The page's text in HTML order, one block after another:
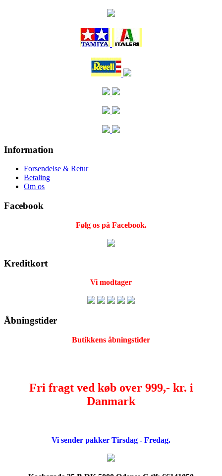
Information
Forsendelse & Retur
Betaling
Om os
Facebook
Følg os på Facebook.
Kreditkort
Vi modtager
Åbningstider
Butikkens åbningstider
Fri fragt ved køb over 999,- kr. i
Danmark
Vi sender pakker Tirsdag - Fredag.